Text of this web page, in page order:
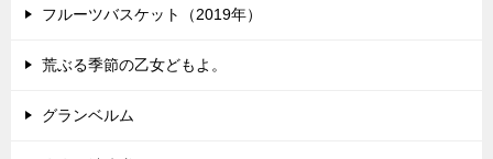
フルーツバスケット（2019年）
荒ぶる季節の乙女どもよ。
グランベルム